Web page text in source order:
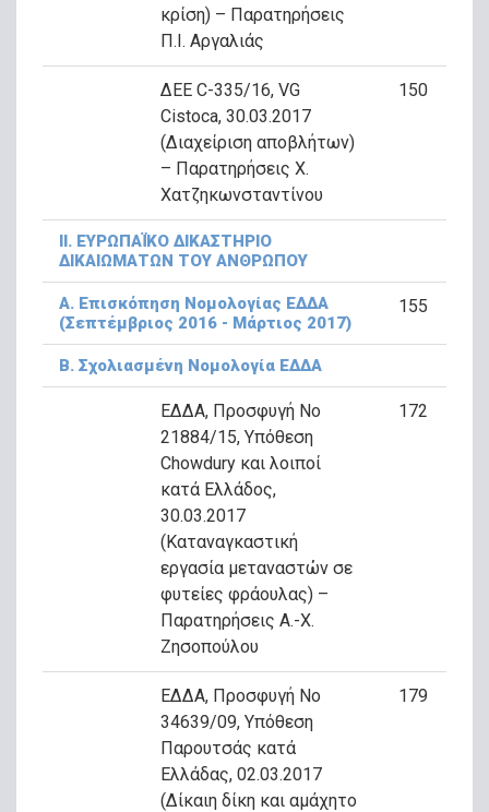
κρίση) – Παρατηρήσεις
Π.Ι. Αργαλιάς
ΔΕΕ C-335/16, VG
Cistoca, 30.03.2017
(Διαχείριση αποβλήτων)
– Παρατηρήσεις Χ.
Χατζηκωνσταντίνου
150
ΙΙ. ΕΥΡΩΠΑΪΚΟ ΔΙΚΑΣΤΗΡΙΟ
ΔΙΚΑΙΩΜΑΤΩΝ ΤΟΥ ΑΝΘΡΩΠΟΥ
A. Επισκόπηση Νομολογίας ΕΔΔΑ
(Σεπτέμβριος 2016 - Μάρτιος 2017)
155
Β. Σχολιασμένη Νομολογία ΕΔΔΑ
ΕΔΔΑ, Προσφυγή Νο
21884/15, Υπόθεση
Chowdury και λοιποί
κατά Ελλάδος,
30.03.2017
(Καταναγκαστική
εργασία μεταναστών σε
φυτείες φράουλας) –
Παρατηρήσεις Α.-Χ.
Ζησοπούλου
172
ΕΔΔΑ, Προσφυγή Νο
34639/09, Υπόθεση
Παρουτσάς κατά
Ελλάδας, 02.03.2017
(Δίκαιη δίκη και αμάχητο
179